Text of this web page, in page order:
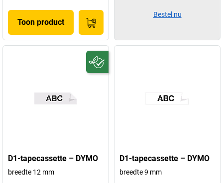
Toon product
D1-tapecassette – DYMO
breedte 12 mm
D1-tapecassette – DYMO
breedte 9 mm
Bestel nu